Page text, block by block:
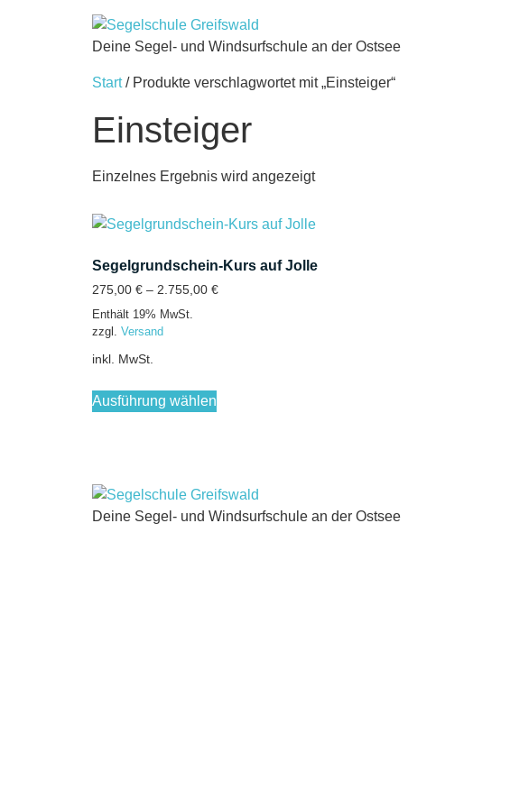
Deine Segel- und Windsurfschule an der Ostsee
Start/ Produkte verschlagwortet mit „Einsteiger“
Einsteiger
Einzelnes Ergebnis wird angezeigt
Segelgrundschein-Kurs auf Jolle
275,00 € – 2.755,00 €
Enthält 19% MwSt.
zzgl. Versand
inkl. MwSt.
Ausführung wählen
Deine Segel- und Windsurfschule an der Ostsee